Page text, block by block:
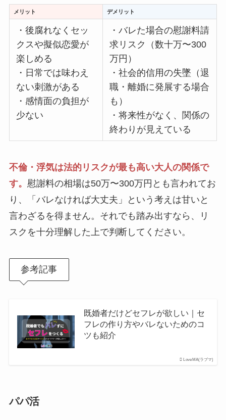
メリット デメリット
・後腐れなくセッ
クスや擬似恋愛が
楽しめる
・日常では味わえ
ない刺激がある
・感情面の負担が
少ない
・バレた場合の慰謝料請
求リスク（数十万〜300
万円）
・社会的信用の失墜（退
職・離婚に発展する場合
も）
・将来性がなく、関係の
終わりが見えている
不倫・浮気は法的リスクが最も高い大人の関係で
す。 慰謝料の相場は50万〜300万円とも言われてお
り、「バレなければ大丈夫」という考えは甘いと
言わざるを得ません。それでも踏み出すなら、リ
スクを十分理解した上で判断してください。
参考記事
LoveMA(ラブマ)
既婚者だけどセフレが欲しい｜セ
フレの作り方やバレないためのコ
ツも紹介
パパ活